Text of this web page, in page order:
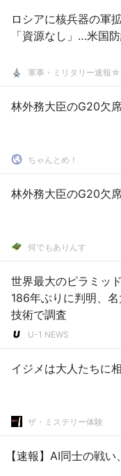
ロシアに核兵器の軍
「資源なし」…米国防
軍事・ミリタリー速報☆
林外務大臣のG20欠
ちゃんとめ！
林外務大臣のG20欠
何でもありんす
世界最大のピラミッ
186年ぶりに判明、
技術で調査
U-1 NEWS
イジメは大人たちに
ザ・ミステリー体験
【速報】AI同士の戦